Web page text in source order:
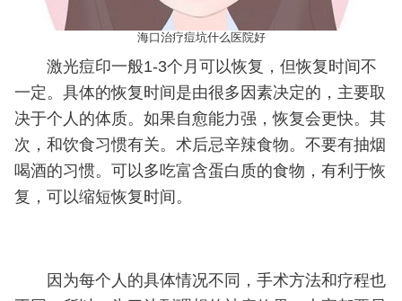
海口治疗痘坑什么医院好
激光痘印一般1-3个月可以恢复，但恢复时间不
一定。具体的恢复时间是由很多因素决定的，主要取
决于个人的体质。如果自愈能力强，恢复会更快。其
次，和饮食习惯有关。术后忌辛辣食物。不要有抽烟
喝酒的习惯。可以多吃富含蛋白质的食物，有利于恢
复，可以缩短恢复时间。
因为每个人的具体情况不同，手术方法和疗程也